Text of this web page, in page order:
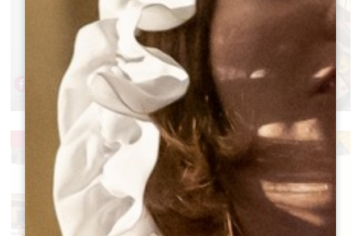
RACLETTE EN EL CHÂTEAU TOUR
GUILLOTIN